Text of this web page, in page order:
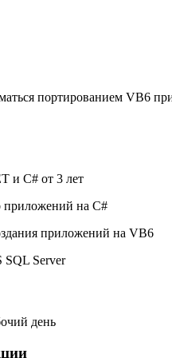
портированием VB6
и C# от 3 лет
приложений на C#
приложений на VB6
SQL Server
день